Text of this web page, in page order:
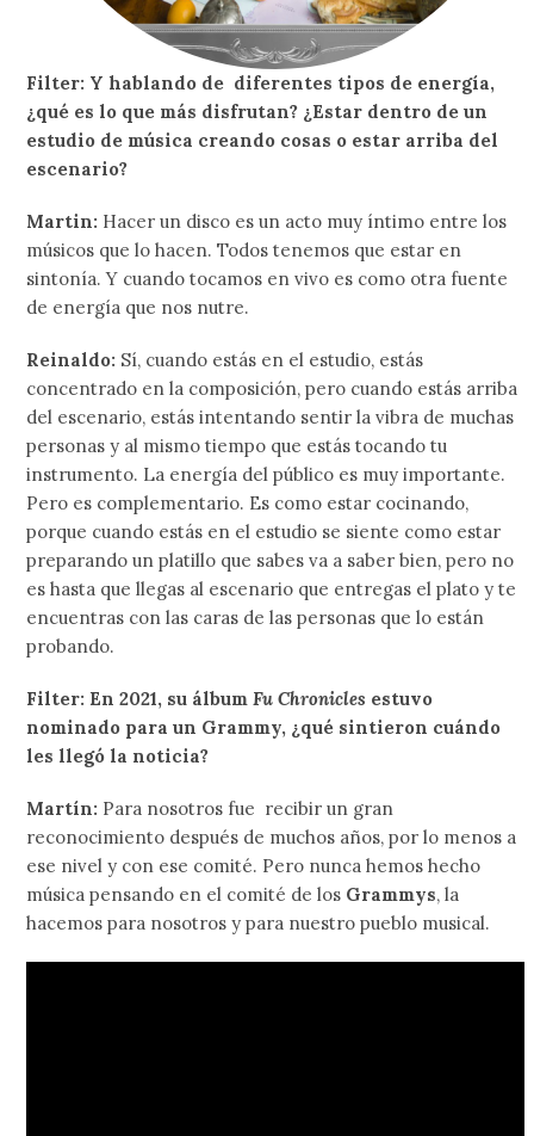
Filter: Y hablando de diferentes tipos de energía,
¿qué es lo que más disfrutan? ¿Estar dentro de un
estudio de música creando cosas o estar arriba del
escenario?
Martin: Hacer un disco es un acto muy íntimo entre los
músicos que lo hacen. Todos tenemos que estar en
sintonía. Y cuando tocamos en vivo es como otra fuente
de energía que nos nutre.
Reinaldo: Sí, cuando estás en el estudio, estás
concentrado en la composición, pero cuando estás arriba
del escenario, estás intentando sentir la vibra de muchas
personas y al mismo tiempo que estás tocando tu
instrumento. La energía del público es muy importante.
Pero es complementario. Es como estar cocinando,
porque cuando estás en el estudio se siente como estar
preparando un platillo que sabes va a saber bien, pero no
es hasta que llegas al escenario que entregas el plato y te
encuentras con las caras de las personas que lo están
probando.
Filter: En 2021, su álbumFu Chronicles estuvo
nominado para un Grammy, ¿qué sintieron cuándo
les llegó la noticia?
Martín: Para nosotros fue recibir un gran
reconocimiento después de muchos años, por lo menos a
ese nivel y con ese comité. Pero nunca hemos hecho
música pensando en el comité de los Grammys, la
hacemos para nosotros y para nuestro pueblo musical.